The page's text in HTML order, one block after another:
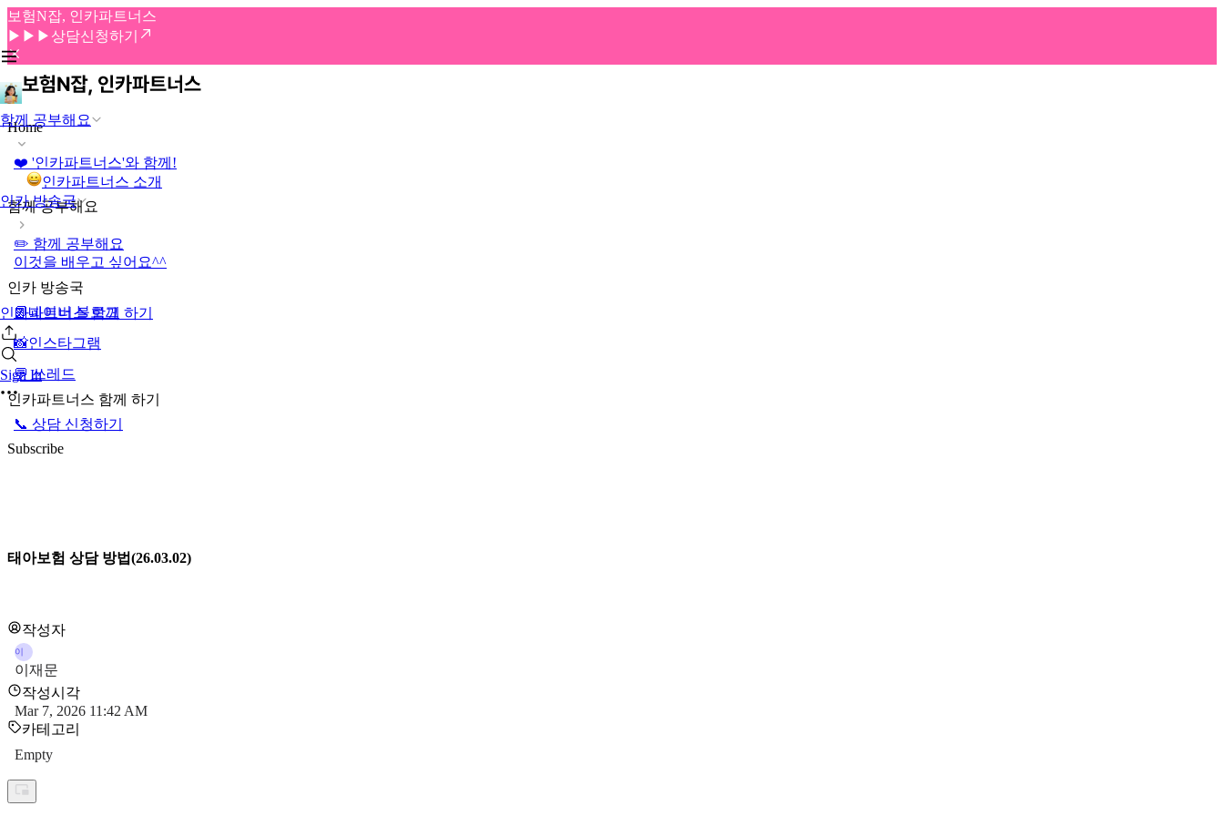
보험N잡, 인카파트너스
▶▶▶상담신청하기
함께 공부해요
인카 방송국
인카파트너스 함께 하기
Sign In
Home
❤️ '인카파트너스'와 함께!
인카파트너스 소개
함께 공부해요
✏️ 함께 공부해요
이것을 배우고 싶어요^^
인카 방송국
📗네이버 블로그
📸인스타그램
💬 쓰레드
인카파트너스 함께 하기
📞 상담 신청하기
Subscribe
태아보험 상담 방법(26.03.02)
작성자
이
이재문
작성시각
Mar 7, 2026 11:42 AM
카테고리
Empty